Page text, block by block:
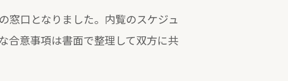
窓口となりました。内覧のスケジュ
意事項は書面で整理して双方に共